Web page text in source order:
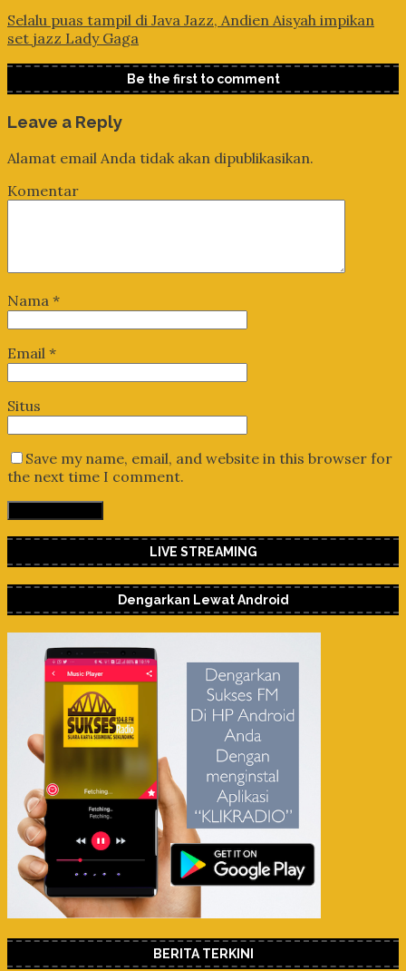
Selalu puas tampil di Java Jazz, Andien Aisyah impikan
set jazz Lady Gaga
Be the first to comment
Leave a Reply
Alamat email Anda tidak akan dipublikasikan.
Komentar
Nama *
Email *
Situs
Save my name, email, and website in this browser for
the next time I comment.
LIVE STREAMING
Dengarkan Lewat Android
BERITA TERKINI